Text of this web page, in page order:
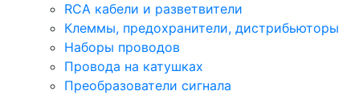
RCA кабели и разветвители
Клеммы, предохранители, дистрибьюторы
Наборы проводов
Провода на катушках
Преобразователи сигнала